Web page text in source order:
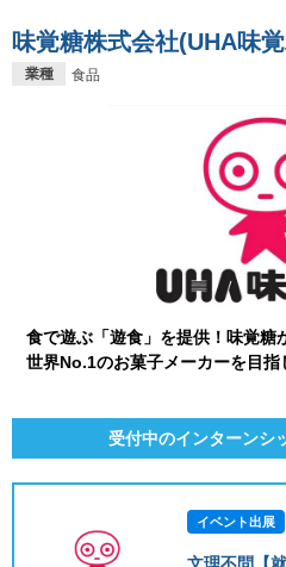
業種 食品
味覚糖株式会社(UHA味
食で遊ぶ「遊食」を提供！味覚糖
世界No.1のお菓子メーカーを目指
受付中のインターンシ
イベント出展